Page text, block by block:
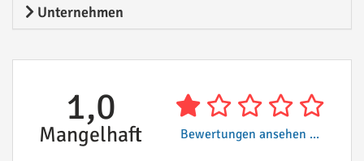
Unternehmen
1,0
Mangelhaft Bewertungen ansehen ...